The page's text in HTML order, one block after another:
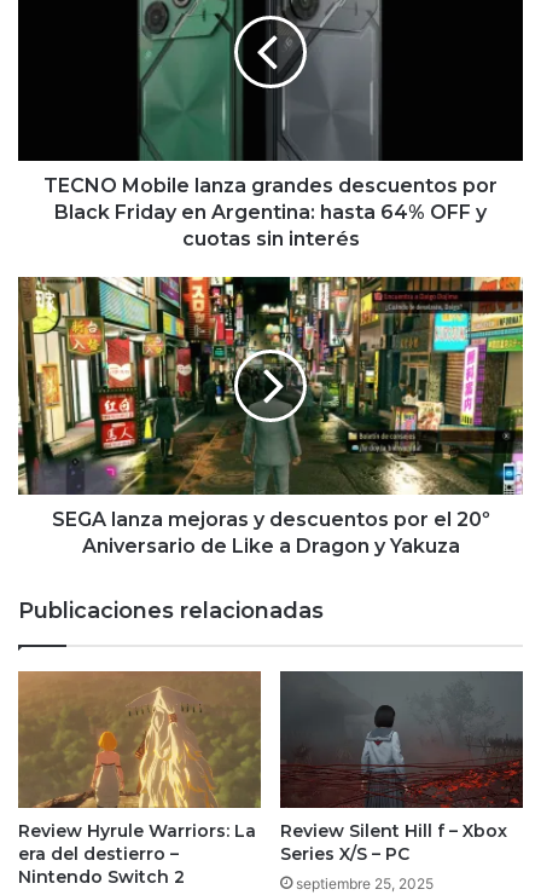
en
Argentina:
hasta
y
cuotas
sin
interés
TECNO Mobile lanza grandes descuentos por
Black Friday en Argentina: hasta 64% OFF y
cuotas sin interés
SEGA
lanza
mejoras
y
descuentos
por
el
20º
Aniversario
y
Yakuza
SEGA lanza mejoras y descuentos por el 20º
Aniversario de Like a Dragon y Yakuza
Publicaciones relacionadas
Review Hyrule Warriors: La
era del destierro –
Nintendo Switch 2
Review Silent Hill f – Xbox
Series X/S – PC
septiembre 25, 2025